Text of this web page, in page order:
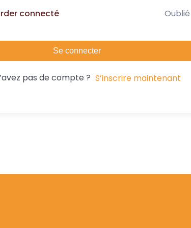
connecté
Se connecter
pas de compte ? S’inscrire maintenant